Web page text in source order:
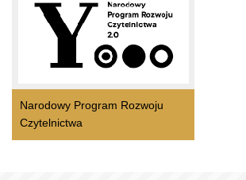
Narodowy Program Rozwoju
Czytelnictwa